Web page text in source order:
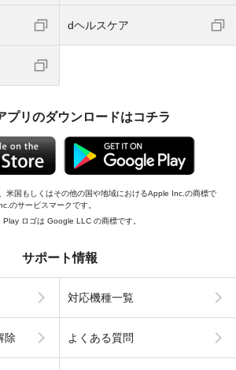
dヘルスケア
プリのダウンロードはコチラ
米国もしくはその他の国や地域におけるApple Inc.の商標で
のサービスマークです。
ロゴは Google LLC の商標です。
サポート情報
対応機種一覧
除 よくある質問